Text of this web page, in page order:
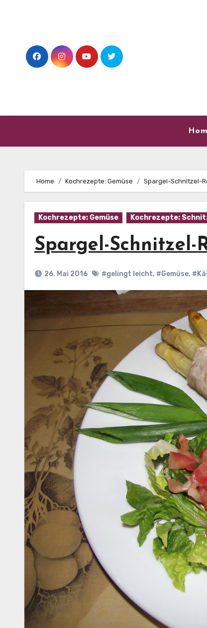
Home Kochrezepte: Gemüse Spargel-Schnitzel-
Kochrezepte: Gemüse Kochrezepte:
Spargel-Schnitzel-
26. Mai 2016 #gelingt leicht, #Gemüse,